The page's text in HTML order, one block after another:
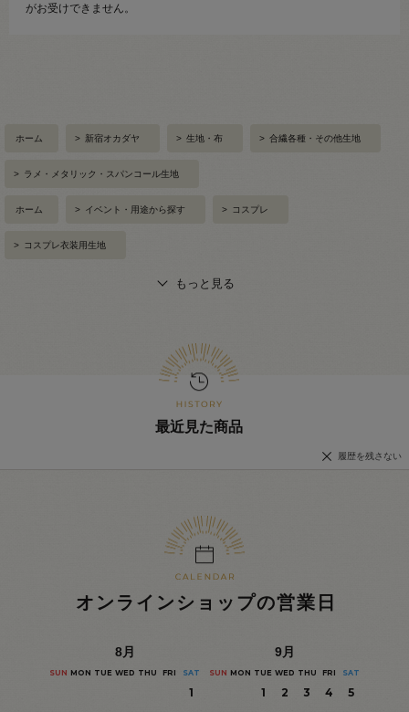
がお受けできません。
ホーム > 新宿オカダヤ > 生地・布 > 合繊各種・その他生地
> ラメ・メタリック・スパンコール生地
ホーム > イベント・用途から探す > コスプレ
> コスプレ衣装用生地
もっと見る
最近見た商品
履歴を残さない
オンラインショップの営業日
8月
SUN MON TUE WED THU FRI SAT
1
9月
SUN MON TUE WED THU FRI SAT
1 2 3 4
5